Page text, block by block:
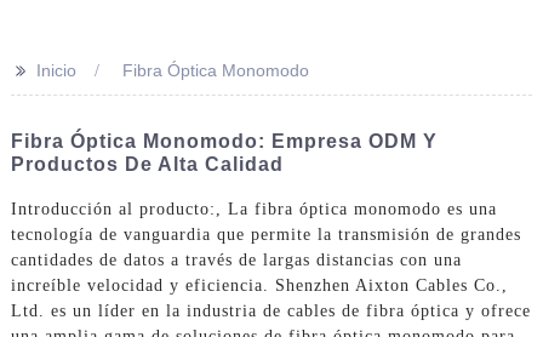
>> Inicio Fibra Óptica Monomodo
Fibra Óptica Monomodo: Empresa ODM Y
Productos De Alta Calidad
Introducción al producto:, La fibra óptica monomodo es una
tecnología de vanguardia que permite la transmisión de grandes
cantidades de datos a través de largas distancias con una
increíble velocidad y eficiencia. Shenzhen Aixton Cables Co.,
Ltd. es un líder en la industria de cables de fibra óptica y ofrece